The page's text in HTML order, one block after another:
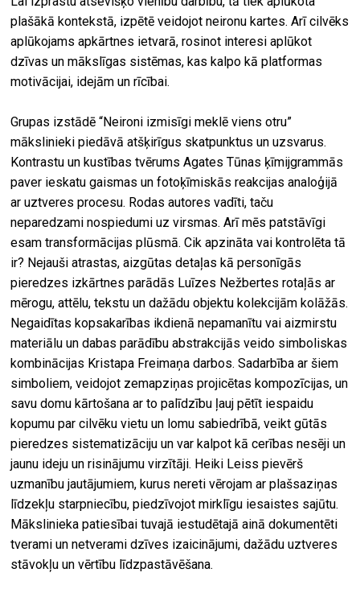
plašākā kontekstā, izpētē veidojot neironu kartes. Arī cilvēks
aplūkojams apkārtnes ietvarā, rosinot interesi aplūkot
dzīvas un mākslīgas sistēmas, kas kalpo kā platformas
motivācijai, idejām un rīcībai.
Grupas izstādē “Neironi izmisīgi meklē viens otru”
mākslinieki piedāvā atšķirīgus skatpunktus un uzsvarus.
Kontrastu un kustības tvērums Agates Tūnas ķīmijgrammās
paver ieskatu gaismas un fotoķīmiskās reakcijas analoģijā
ar uztveres procesu. Rodas autores vadīti, taču
neparedzami nospiedumi uz virsmas. Arī mēs patstāvīgi
esam transformācijas plūsmā. Cik apzināta vai kontrolēta tā
ir? Nejauši atrastas, aizgūtas detaļas kā personīgās
pieredzes izkārtnes parādās Luīzes Nežbertes rotaļās ar
mērogu, attēlu, tekstu un dažādu objektu kolekcijām kolāžās.
Negaidītas kopsakarības ikdienā nepamanītu vai aizmirstu
materiālu un dabas parādību abstrakcijās veido simboliskas
kombinācijas Kristapa Freimaņa darbos. Sadarbība ar šiem
simboliem, veidojot zemapziņas projicētas kompozīcijas, un
savu domu kārtošana ar to palīdzību ļauj pētīt iespaidu
kopumu par cilvēku vietu un lomu sabiedrībā, veikt gūtās
pieredzes sistematizāciju un var kalpot kā cerības nesēji un
jaunu ideju un risinājumu virzītāji. Heiki Leiss pievērš
uzmanību jautājumiem, kurus nereti vērojam ar plašsaziņas
līdzekļu starpniecību, piedzīvojot mirklīgu iesaistes sajūtu.
Mākslinieka patiesībai tuvajā iestudētajā ainā dokumentēti
tverami un netverami dzīves izaicinājumi, dažādu uztveres
stāvokļu un vērtību līdzpastāvēšana.